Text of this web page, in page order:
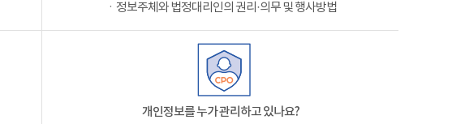
ㆍ정보주체와 법정대리인의 권리·의무 및 행사방법
개인정보를 누가 관리하고 있나요?